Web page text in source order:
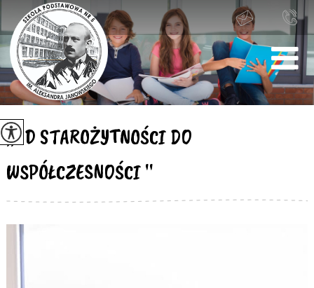
,,OD STAROŻYTNOŚCI DO
WSPÓŁCZESNOŚCI ''